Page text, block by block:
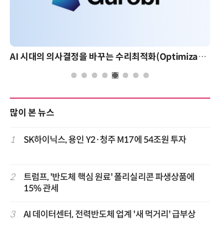
AI 시대의 의사결정을 바꾸는 수리최적화(Optimization): 실제 산업 적용 사례와 활용 전략
많이 본 뉴스
1 SK하이닉스, 용인 Y2·청주 M17에 54조원 투자
2
트럼프, '반도체 핵심 원료' 폴리실리콘 파생상품에
15% 관세
3 AI 데이터센터, 전력반도체 업계 '새 먹거리' 급부상